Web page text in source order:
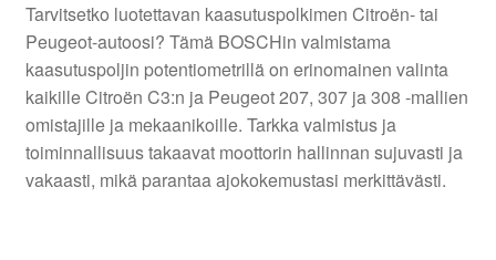
Tarvitsetko luotettavan kaasutuspolkimen Citroën- tai
Peugeot-autoosi? Tämä BOSCHin valmistama
kaasutuspoljin potentiometrillä on erinomainen valinta
kaikille Citroën C3:n ja Peugeot 207, 307 ja 308 -mallien
omistajille ja mekaanikoille. Tarkka valmistus ja
toiminnallisuus takaavat moottorin hallinnan sujuvasti ja
vakaasti, mikä parantaa ajokokemustasi merkittävästi.